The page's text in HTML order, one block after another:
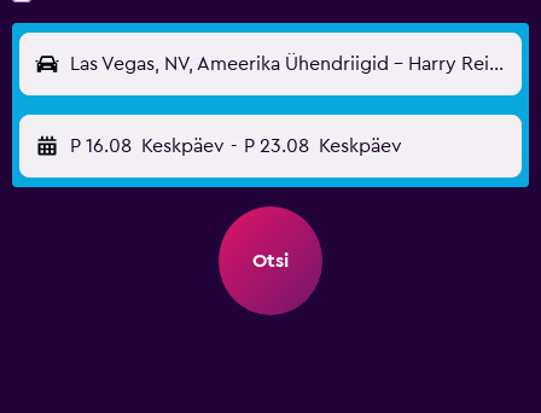
Las Vegas, NV, Ameerika Ühendriigid - Harry Reid (LAS)
P 16.08 Keskpäev - P 23.08 Keskpäev
Otsi